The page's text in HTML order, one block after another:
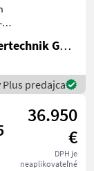
-
GA-TEC Gabelstaplertechnik GmbH
predajca
36.950
€
DPH je
neaplikovateľné